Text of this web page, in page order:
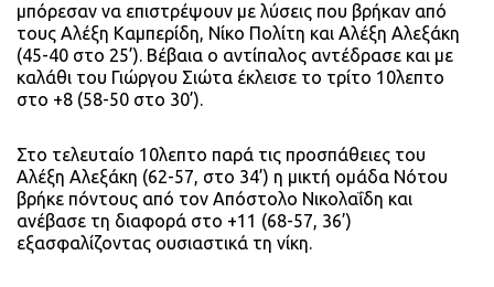
μπόρεσαν να επιστρέψουν με λύσεις που βρήκαν από
τους Αλέξη Καμπερίδη, Νίκο Πολίτη και Αλέξη Αλεξάκη
(45-40 στο 25’). Βέβαια ο αντίπαλος αντέδρασε και με
καλάθι του Γιώργου Σιώτα έκλεισε το τρίτο 10λεπτο
στο +8 (58-50 στο 30’).
Στο τελευταίο 10λεπτο παρά τις προσπάθειες του
Αλέξη Αλεξάκη (62-57, στο 34’) η μικτή ομάδα Νότου
βρήκε πόντους από τον Απόστολο Νικολαΐδη και
ανέβασε τη διαφορά στο +11 (68-57, 36’)
εξασφαλίζοντας ουσιαστικά τη νίκη.